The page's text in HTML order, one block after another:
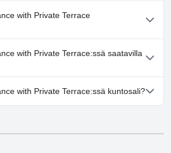
Private Terrace ei tarjoa kylpylää.
with Private Terrace
Private Terrace ei salli koiria.
with Private Terrace:ssä saatavilla
Private Terrace ei tarjoa
with Private Terrace:ssä kuntosali?